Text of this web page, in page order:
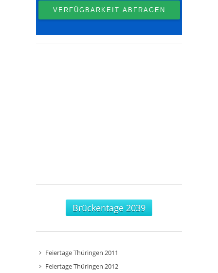
Brückentage 2039
Feiertage Thüringen 2011
Feiertage Thüringen 2012